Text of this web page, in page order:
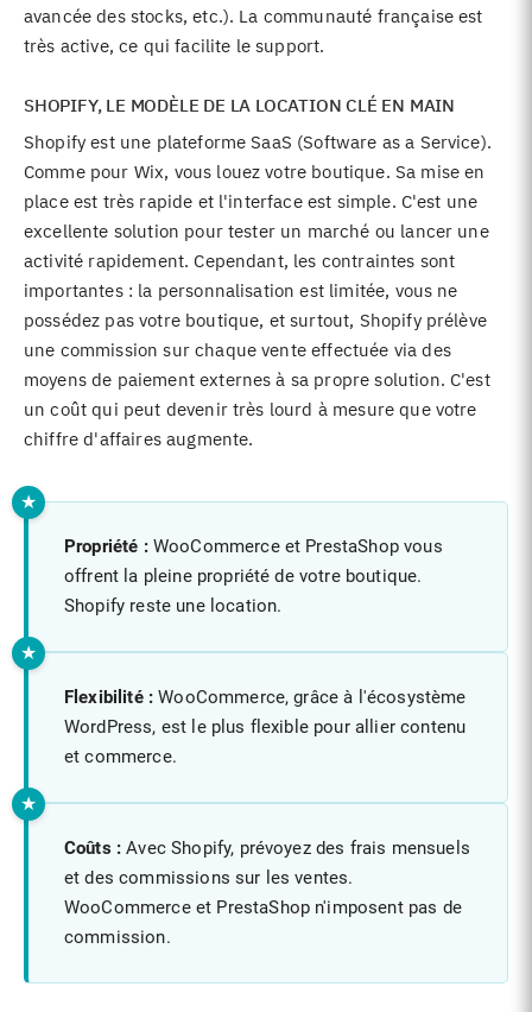
avancée des stocks, etc.). La communauté française est
très active, ce qui facilite le support.
SHOPIFY, LE MODÈLE DE LA LOCATION CLÉ EN MAIN
Shopify est une plateforme SaaS (Software as a Service).
Comme pour Wix, vous louez votre boutique. Sa mise en
place est très rapide et l'interface est simple. C'est une
excellente solution pour tester un marché ou lancer une
activité rapidement. Cependant, les contraintes sont
importantes : la personnalisation est limitée, vous ne
possédez pas votre boutique, et surtout, Shopify prélève
une commission sur chaque vente effectuée via des
moyens de paiement externes à sa propre solution. C'est
un coût qui peut devenir très lourd à mesure que votre
chiffre d'affaires augmente.
Propriété :WooCommerce et PrestaShop vous
offrent la pleine propriété de votre boutique.
Shopify reste une location.
Flexibilité : WooCommerce, grâce à l'écosystème
WordPress, est le plus flexible pour allier contenu
et commerce.
Coûts : Avec Shopify, prévoyez des frais mensuels
et des commissions sur les ventes.
WooCommerce et PrestaShop n'imposent pas de
commission.